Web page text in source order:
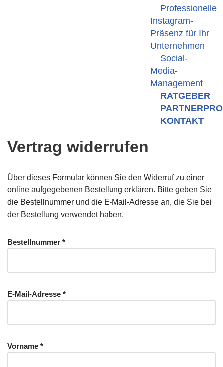
Professionelle
Instagram-
Präsenz für Ihr
Unternehmen
Social-
Media-
Management
RATGEBER
KONTAKT
Vertrag widerrufen
Über dieses Formular können Sie den Widerruf zu einer
online aufgegebenen Bestellung erklären. Bitte geben Sie
die Bestellnummer und die E-Mail-Adresse an, die Sie bei
der Bestellung verwendet haben.
Bestellnummer *
E-Mail-Adresse *
Vorname *